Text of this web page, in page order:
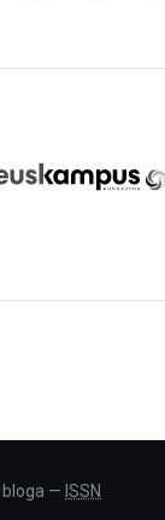
— ISSN